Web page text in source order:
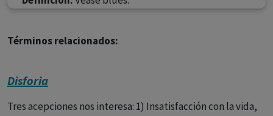
Términos relacionados:
Disforia
Tres acepciones nos interesa: 1) Insatisfacción con la vida,